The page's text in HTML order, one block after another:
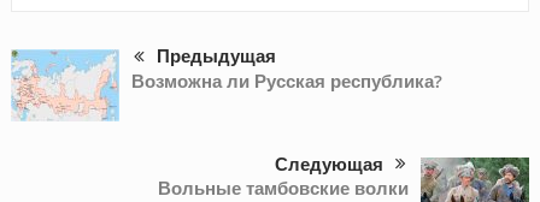
Предыдущая
Возможна ли Русская республика?
Следующая
Вольные тамбовские волки